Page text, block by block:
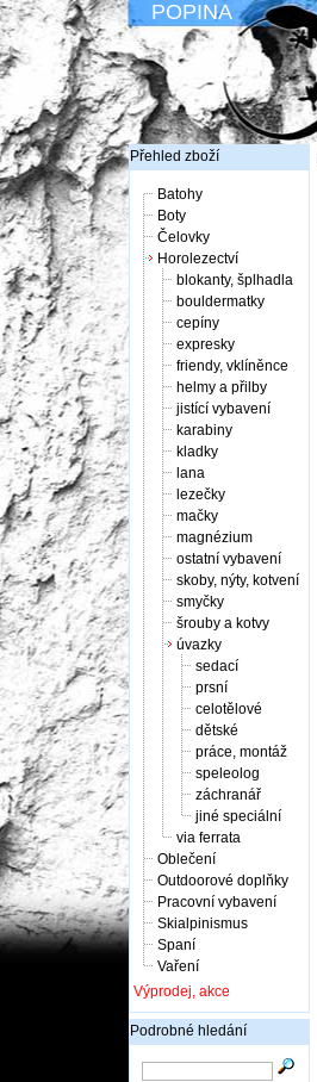
POPINA
Přehled zboží
Batohy
Boty
Čelovky
Horolezectví
blokanty, šplhadla
bouldermatky
cepíny
expresky
friendy, vklíněnce
helmy a přilby
jistící vybavení
karabiny
kladky
lana
lezečky
mačky
magnézium
ostatní vybavení
skoby, nýty, kotvení
smyčky
šrouby a kotvy
úvazky
sedací
prsní
celotělové
dětské
práce, montáž
speleolog
záchranář
jiné speciální
via ferrata
Oblečení
Outdoorové doplňky
Pracovní vybavení
Skialpinismus
Spaní
Vaření
Výprodej, akce
Podrobné hledání